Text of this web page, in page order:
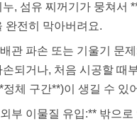
누, 섬유 찌꺼기가 뭉쳐서
완전히 막아버려요.
관 파손 또는 기울기 문
손되거나, 처음 시공할 때
정체 구간**)이 생길 수 있
부 이물질 유입:** 밖으